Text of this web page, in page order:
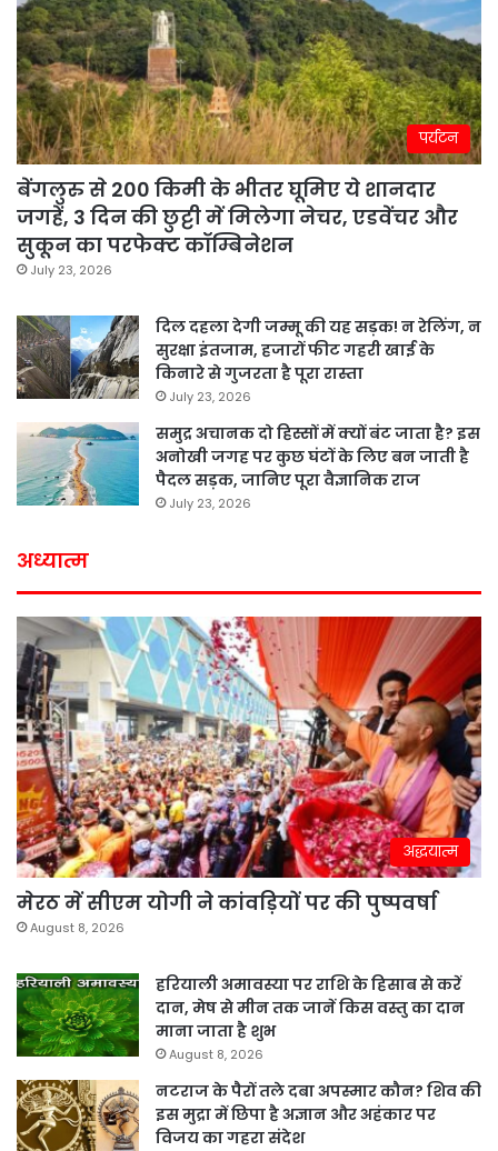
पर्यटन
बेंगलुरु से 200 किमी के भीतर घूमिए ये शानदार
जगहें, 3 दिन की छुट्टी में मिलेगा नेचर, एडवेंचर और
सुकून का परफेक्ट कॉम्बिनेशन
July 23, 2026
दिल दहला देगी जम्मू की यह सड़क! न रेलिंग, न
सुरक्षा इंतजाम, हजारों फीट गहरी खाई के
किनारे से गुजरता है पूरा रास्ता
July 23, 2026
समुद्र अचानक दो हिस्सों में क्यों बंट जाता है? इस
अनोखी जगह पर कुछ घंटों के लिए बन जाती है
पैदल सड़क, जानिए पूरा वैज्ञानिक राज
July 23, 2026
अध्यात्म
अद्धयात्म
मेरठ में सीएम योगी ने कांवड़ियों पर की पुष्पवर्षा
August 8, 2026
हरियाली अमावस्या पर राशि के हिसाब से करें
दान, मेष से मीन तक जानें किस वस्तु का दान
माना जाता है शुभ
August 8, 2026
नटराज के पैरों तले दबा अपस्मार कौन? शिव की
इस मुद्रा में छिपा है अज्ञान और अहंकार पर
विजय का गहरा संदेश